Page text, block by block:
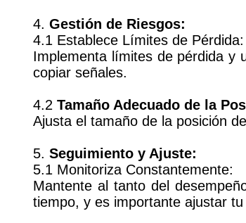
4. Gestión de Riesgos:
4.1 Establece Límites de Pérdida:
Implementa límites de pérdida y
copiar señales.
4.2 Tamaño Adecuado de la
Ajusta el tamaño de la posición
5. Seguimiento y Ajuste:
5.1 Monitoriza Constantemente:
Mantente al tanto del
tiempo, y es importante ajustar